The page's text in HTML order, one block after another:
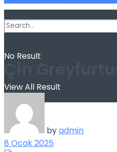
No Result
View All Result
byadmin
8 Ocak 2025